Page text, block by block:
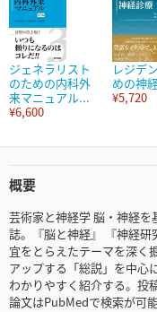
ジェネラリスト
のための内科外
来マニュアル...
¥6,600
レジデ
めの神
¥5,720
概要
芸術家と神経学 脳・神経
誌。『脳と神経』 『神経
宜をとらえたテーマを深く
アップする「総説」を中心
わかりやすく紹介する。投
論文はPubMedで検索が可